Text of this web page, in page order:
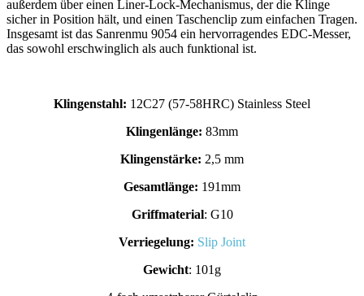
außerdem über einen Liner-Lock-Mechanismus, der die Klinge
sicher in Position hält, und einen Taschenclip zum einfachen Tragen.
Insgesamt ist das Sanrenmu 9054 ein hervorragendes EDC-Messer,
das sowohl erschwinglich als auch funktional ist.
Klingenstahl: 12C27 (57-58HRC) Stainless Steel
Klingenlänge: 83mm
Klingenstärke: 2,5 mm
Gesamtlänge: 191mm
Griffmaterial: G10
Verriegelung: Slip Joint
Gewicht: 101g